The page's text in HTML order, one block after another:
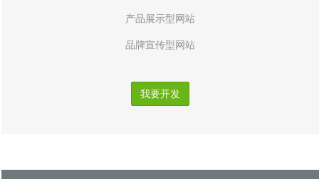
产品展示型网站
品牌宣传型网站
我要开发